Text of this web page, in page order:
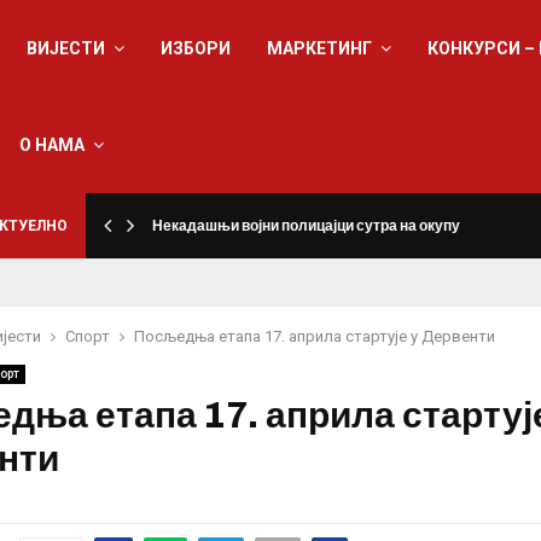
ВИЈЕСТИ ИЗБОРИ МАРКЕТИНГ КОНКУРСИ
О НАМА
Некадашњи војни полицајци сутра на окупу
Спорт Посљедња етапа 17. априла стартује у Дервенти
етапа 17. априла